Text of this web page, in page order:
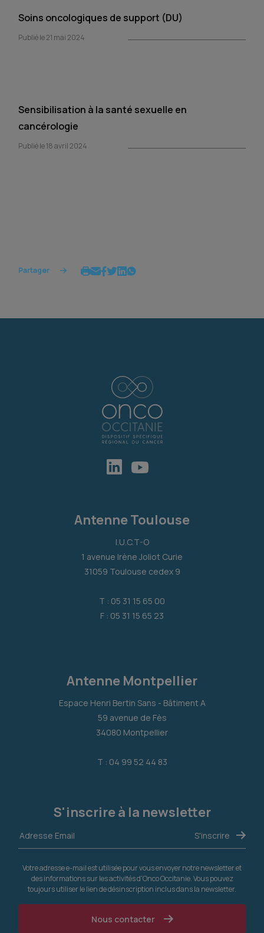
Soins oncologiques de support (DU)
Publié le 21 mai 2024
Sensibilisation à la santé sexuelle en
cancérologie
Publié le 18 avril 2024
Partager
Antenne Toulouse
I.U.C.T-O
1 avenue Irène Joliot Curie
31059 Toulouse cedex 9
T : 05 31 15 65 00
F : 05 31 15 65 23
Antenne Montpellier
Espace Henri Bertin Sans - Bâtiment A
59 avenue de Fès
34080 Montpellier
T : 04 99 52 44 83
S'inscrire à la newsletter
Votre adresse e-mail est utilisée pour vous envoyer notre newsletter et
des informations sur les activités d'Onco Occitanie. Vous pouvez
toujours utiliser le lien de désinscription inclus dans la newsletter.
Nous contacter